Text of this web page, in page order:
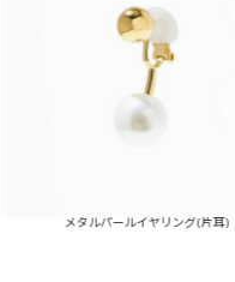
メタルパールイヤリング(片耳)